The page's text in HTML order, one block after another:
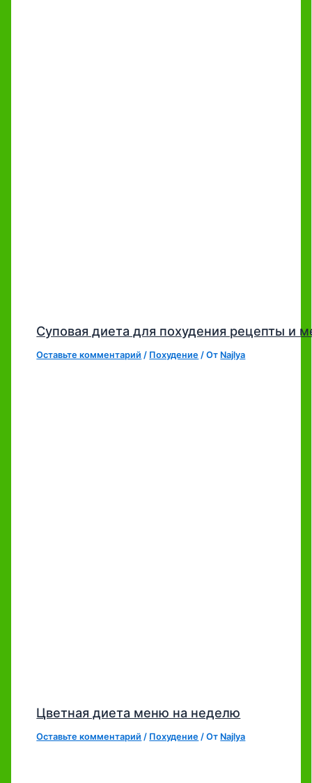
Суповая диета для похудения рецепты и
Оставьте комментарий / Похудение / От Najlya
Цветная диета меню на неделю
Оставьте комментарий / Похудение / От Najlya